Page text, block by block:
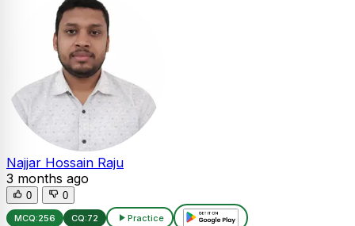
Najjar Hossain Raju
3 months ago
0 0
MCQ:256 CQ:72 Practice